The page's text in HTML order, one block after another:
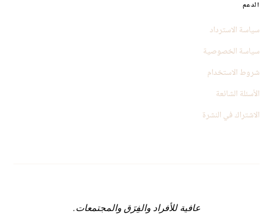
الدعم
سياسة الاسترداد
سياسة الخصوصية
شروط الاستخدام
الأسئلة الشائعة
الاشتراك في النشرة
عافية للأفراد والفِرَق والمجتمعات.